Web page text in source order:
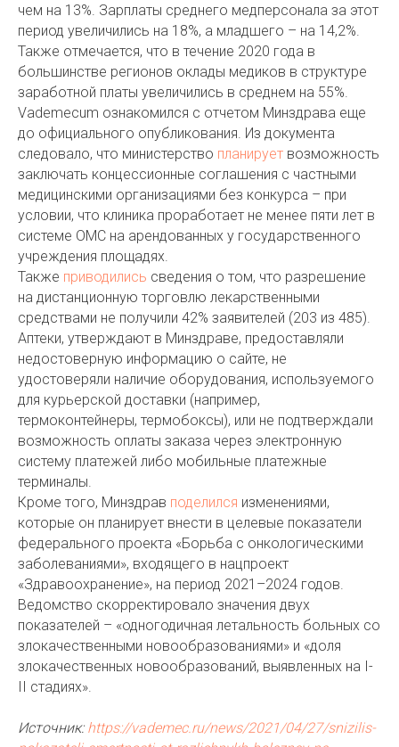
чем на 13%. Зарплаты среднего медперсонала за этот
период увеличились на 18%, а младшего – на 14,2%.
Также отмечается, что в течение 2020 года в
большинстве регионов оклады медиков в структуре
заработной платы увеличились в среднем на 55%.
Vademecum ознакомился с отчетом Минздрава еще
до официального опубликования. Из документа
следовало, что министерство планирует возможность
заключать концессионные соглашения с частными
медицинскими организациями без конкурса – при
условии, что клиника проработает не менее пяти лет в
системе ОМС на арендованных у государственного
учреждения площадях.
Также приводились сведения о том, что разрешение
на дистанционную торговлю лекарственными
средствами не получили 42% заявителей (203 из 485).
Аптеки, утверждают в Минздраве, предоставляли
недостоверную информацию о сайте, не
удостоверяли наличие оборудования, используемого
для курьерской доставки (например,
термоконтейнеры, термобоксы), или не подтверждали
возможность оплаты заказа через электронную
систему платежей либо мобильные платежные
терминалы.
Кроме того, Минздрав поделился изменениями,
которые он планирует внести в целевые показатели
федерального проекта «Борьба с онкологическими
заболеваниями», входящего в нацпроект
«Здравоохранение», на период 2021–2024 годов.
Ведомство скорректировало значения двух
показателей – «одногодичная летальность больных со
злокачественными новообразованиями» и «доля
злокачественных новообразований, выявленных на I-
II стадиях».
Источник: https://vademec.ru/news/2021/04/27/snizilis-